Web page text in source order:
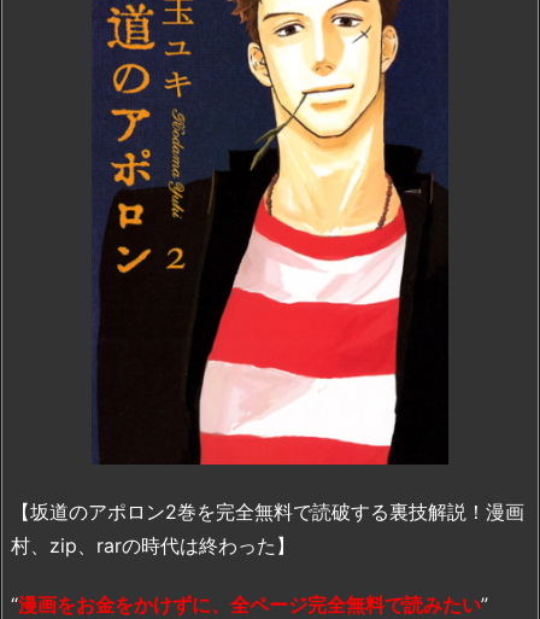
【坂道のアポロン2巻を完全無料で読破する裏技解説！漫画
村、zip、rarの時代は終わった】
“漫画をお金をかけずに、全ページ完全無料で読みたい”